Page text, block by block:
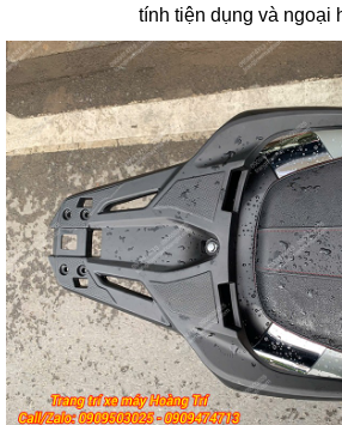
tính tiện dụng và ngoại